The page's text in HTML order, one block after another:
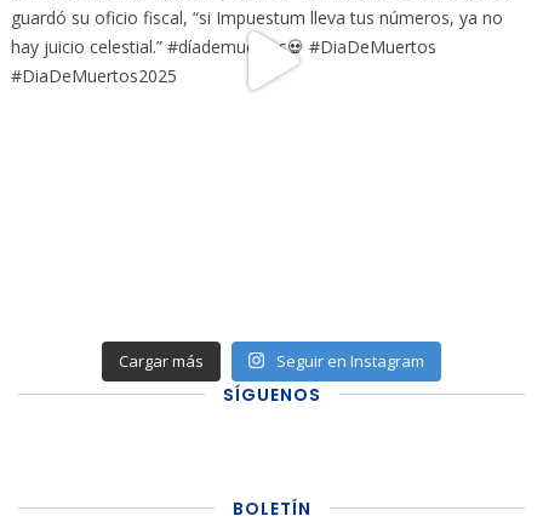
Cargar más Seguir en Instagram
SÍGUENOS
BOLETÍN